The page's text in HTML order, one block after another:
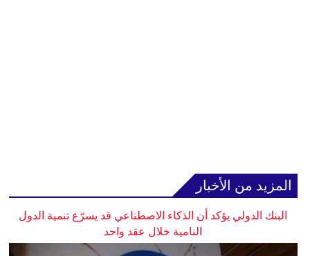
المزيد من الأخبار
البنك الدولي يؤكد أن الذكاء الاصطناعي قد يسرّع تنمية الدول
النامية خلال عقد واحد